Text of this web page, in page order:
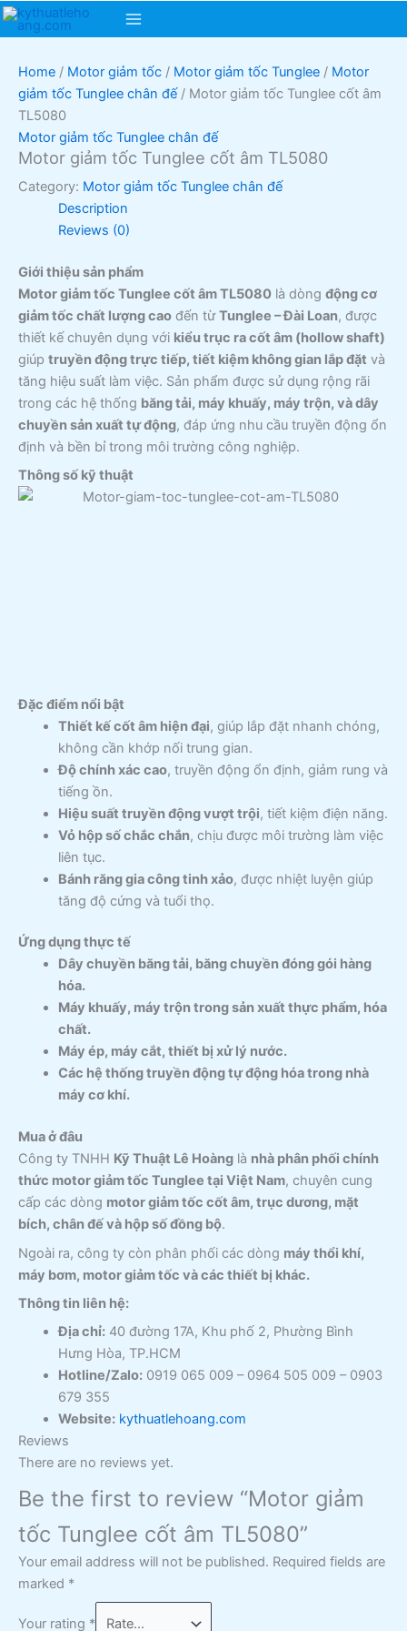
Skip
Main
Menu
Home / Motor giảm tốc / Motor giảm tốc Tunglee / Motor
giảm tốc Tunglee chân đế/ Motor giảm tốc Tunglee cốt âm
TL5080
Motor giảm tốc Tunglee chân đế
Motor giảm tốc Tunglee cốt âm TL5080
Category: Motor giảm tốc Tunglee chân đế
Description
Reviews (0)
Giới thiệu sản phẩm
Motor giảm tốc Tunglee cốt âm TL5080 là dòng động cơ
giảm tốc chất lượng cao đến từTunglee – Đài Loan, được
thiết kế chuyên dụng với kiểu trục ra cốt âm (hollow shaft)
giúp truyền động trực tiếp, tiết kiệm không gian lắp đặt và
tăng hiệu suất làm việc. Sản phẩm được sử dụng rộng rãi
trong các hệ thống băng tải, máy khuấy, máy trộn, và dây
chuyền sản xuất tự động, đáp ứng nhu cầu truyền động ổn
định và bền bỉ trong môi trường công nghiệp.
Thông số kỹ thuật
Đặc điểm nổi bật
Thiết kế cốt âm hiện đại, giúp lắp đặt nhanh chóng,
không cần khớp nối trung gian.
Độ chính xác cao, truyền động ổn định, giảm rung và
tiếng ồn.
Hiệu suất truyền động vượt trội, tiết kiệm điện năng.
Vỏ hộp số chắc chắn, chịu được môi trường làm việc
liên tục.
Bánh răng gia công tinh xảo, được nhiệt luyện giúp
tăng độ cứng và tuổi thọ.
Ứng dụng thực tế
Dây chuyền băng tải, băng chuyền đóng gói hàng
hóa.
Máy khuấy, máy trộn trong sản xuất thực phẩm, hóa
chất.
Máy ép, máy cắt, thiết bị xử lý nước.
Các hệ thống truyền động tự động hóa trong nhà
máy cơ khí.
Mua ở đâu
Công ty TNHH Kỹ Thuật Lê Hoàng là nhà phân phối chính
thức motor giảm tốc Tunglee tại Việt Nam, chuyên cung
cấp các dòng motor giảm tốc cốt âm, trục dương, mặt
bích, chân đế và hộp số đồng bộ.
Ngoài ra, công ty còn phân phối các dòng máy thổi khí,
máy bơm, motor giảm tốc và các thiết bị khác.
Thông tin liên hệ:
Địa chỉ:40 đường 17A, Khu phố 2, Phường Bình
Hưng Hòa, TP.HCM
Hotline/Zalo:0919 065 009 – 0964 505 009 – 0903
679 355
Website: kythuatlehoang.com
Reviews
There are no reviews yet.
Be the first to review “Motor giảm
tốc Tunglee cốt âm TL5080”
Your email address will not be published. Required fields are
marked *
Your rating *